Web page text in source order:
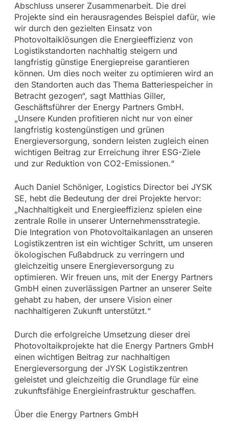
Abschluss unserer Zusammenarbeit. Die drei
Projekte sind ein herausragendes Beispiel dafür, wie
wir durch den gezielten Einsatz von
Photovoltaiklösungen die Energieeffizienz von
Logistikstandorten nachhaltig steigern und
langfristig günstige Energiepreise garantieren
können. Um dies noch weiter zu optimieren wird an
den Standorten auch das Thema Batteriespeicher in
Betracht gezogen“, sagt Matthias Giller,
Geschäftsführer der Energy Partners GmbH.
„Unsere Kunden profitieren nicht nur von einer
langfristig kostengünstigen und grünen
Energieversorgung, sondern leisten zugleich einen
wichtigen Beitrag zur Erreichung ihrer ESG-Ziele
und zur Reduktion von CO2-Emissionen.“
Auch Daniel Schöniger, Logistics Director bei JYSK
SE, hebt die Bedeutung der drei Projekte hervor:
„Nachhaltigkeit und Energieeffizienz spielen eine
zentrale Rolle in unserer Unternehmensstrategie.
Die Integration von Photovoltaikanlagen an unseren
Logistikzentren ist ein wichtiger Schritt, um unseren
ökologischen Fußabdruck zu verringern und
gleichzeitig unsere Energieversorgung zu
optimieren. Wir freuen uns, mit der Energy Partners
GmbH einen zuverlässigen Partner an unserer Seite
gehabt zu haben, der unsere Vision einer
nachhaltigeren Zukunft unterstützt.“
Durch die erfolgreiche Umsetzung dieser drei
Photovoltaikprojekte hat die Energy Partners GmbH
einen wichtigen Beitrag zur nachhaltigen
Energieversorgung der JYSK Logistikzentren
geleistet und gleichzeitig die Grundlage für eine
zukunftsfähige Energieinfrastruktur geschaffen.
Über die Energy Partners GmbH